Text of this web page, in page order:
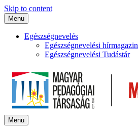
Skip to content
Menu
Egészségnevelés
Egészségnevelési hírmagazin
Egészségnevelési Tudástár
Menu